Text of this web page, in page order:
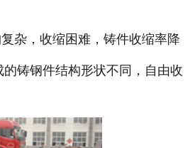
，收缩困难，铸件收缩率降
铸钢件结构形状不同，自由收